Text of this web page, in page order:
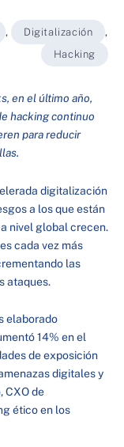
, Digitalización
,
Hacking
en el último año,
hacking continuo
para reducir
digitalización
a los que están
nivel global crecen.
cada vez más
las
ataques.
elaborado
14% en el
de exposición
digitales y
CXO de
ético en los